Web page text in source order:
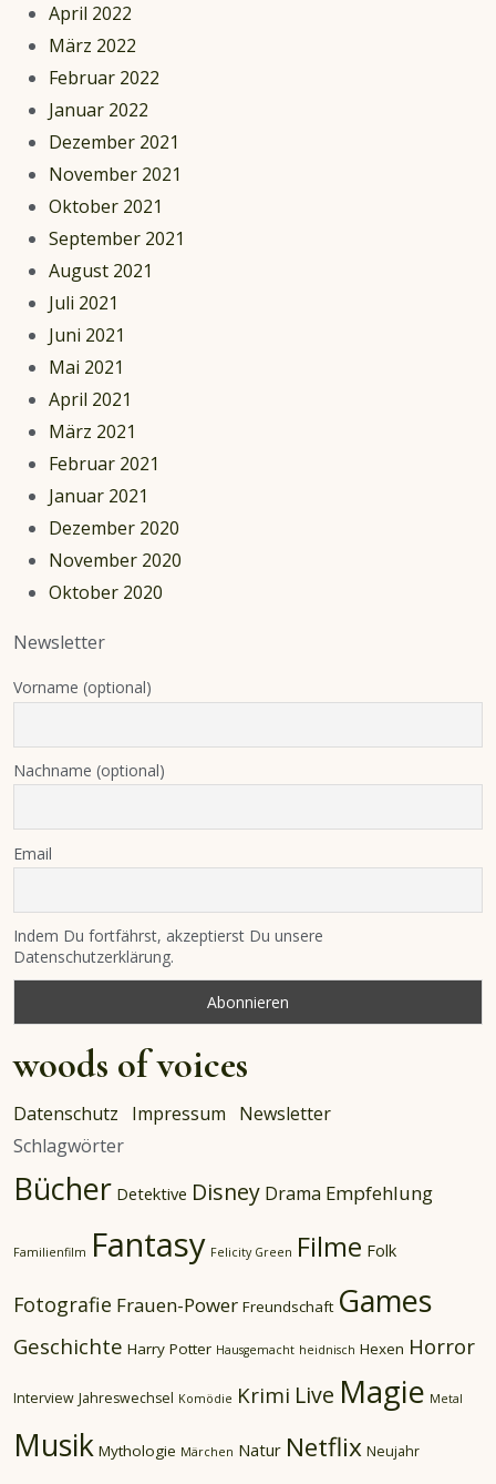
April 2022
März 2022
Februar 2022
Januar 2022
Dezember 2021
November 2021
Oktober 2021
September 2021
August 2021
Juli 2021
Juni 2021
Mai 2021
April 2021
März 2021
Februar 2021
Januar 2021
Dezember 2020
November 2020
Oktober 2020
Newsletter
Vorname (optional)
Nachname (optional)
Email
Indem Du fortfährst, akzeptierst Du unsere
Datenschutzerklärung.
woods of voices
Datenschutz Impressum
Newsletter
Schlagwörter
Bücher Detektive Disney Drama Empfehlung
Familienfilm Fantasy Felicity Green Filme Folk
Fotografie Frauen-Power Freundschaft Games
Geschichte Harry Potter Hausgemacht heidnisch Hexen Horror
Interview Jahreswechsel Komödie Krimi Live Magie Metal
Musik Mythologie Märchen Natur Netflix Neujahr